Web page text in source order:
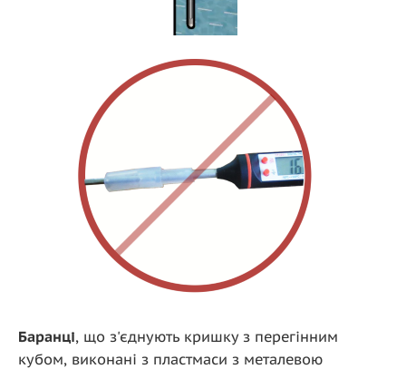
Баранці, що з'єднують кришку з перегінним
кубом, виконані з пластмаси з металевою